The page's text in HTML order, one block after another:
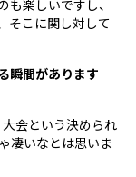
楽しいですし、
そこに関し対して
瞬間があります
会という決められ
凄いなとは思いま